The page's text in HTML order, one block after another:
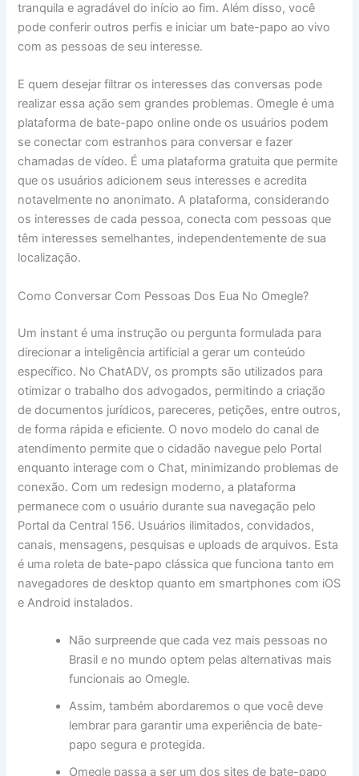
tranquila e agradável do início ao fim. Além disso, você
pode conferir outros perfis e iniciar um bate-papo ao vivo
com as pessoas de seu interesse.
E quem desejar filtrar os interesses das conversas pode
realizar essa ação sem grandes problemas. Omegle é uma
plataforma de bate-papo online onde os usuários podem
se conectar com estranhos para conversar e fazer
chamadas de vídeo. É uma plataforma gratuita que permite
que os usuários adicionem seus interesses e acredita
notavelmente no anonimato. A plataforma, considerando
os interesses de cada pessoa, conecta com pessoas que
têm interesses semelhantes, independentemente de sua
localização.
Como Conversar Com Pessoas Dos Eua No Omegle?
Um instant é uma instrução ou pergunta formulada para
direcionar a inteligência artificial a gerar um conteúdo
específico. No ChatADV, os prompts são utilizados para
otimizar o trabalho dos advogados, permitindo a criação
de documentos jurídicos, pareceres, petições, entre outros,
de forma rápida e eficiente. O novo modelo do canal de
atendimento permite que o cidadão navegue pelo Portal
enquanto interage com o Chat, minimizando problemas de
conexão. Com um redesign moderno, a plataforma
permanece com o usuário durante sua navegação pelo
Portal da Central 156. Usuários ilimitados, convidados,
canais, mensagens, pesquisas e uploads de arquivos. Esta
é uma roleta de bate-papo clássica que funciona tanto em
navegadores de desktop quanto em smartphones com iOS
e Android instalados.
Não surpreende que cada vez mais pessoas no
Brasil e no mundo optem pelas alternativas mais
funcionais ao Omegle.
Assim, também abordaremos o que você deve
lembrar para garantir uma experiência de bate-
papo segura e protegida.
Omegle passa a ser um dos sites de bate-papo